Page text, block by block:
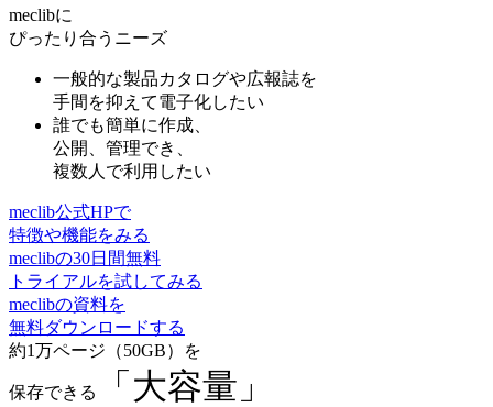
meclibに
ぴったり合うニーズ
一般的な製品カタログや広報誌を
手間を抑えて電子化したい
誰でも簡単に作成、
公開、管理でき、
複数人で利用 したい
meclib公式HPで
特徴や機能をみる
meclibの30日間無料
トライアルを試してみる
meclibの資料を
無料ダウンロードする
約1万ページ（50GB）を
保存できる 「大容量」